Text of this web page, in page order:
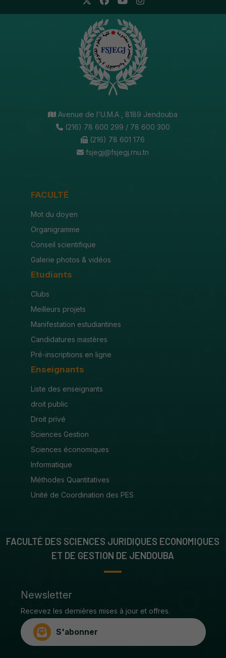
Avenue de l'U.M.A , 8189 Jendouba
(216) 78 600 299 / 78 600 300
(216) 78 601 176
fsjegj@fsjegj.rnu.tn
FACULTÉ
Mot du doyen
Organigramme
Conseil scientifique
Galerie photos & vidéos
Etudiants
Clubs
Meilleurs projets
Manifestation estudiantines
Candidatures mastères
Pré-inscriptions en ligne
Enseignants
Liste des enseignants
droit public
Droit privé
Sciences Gestion
Sciences économiques
Informatique
Méthodes Quantitatives
Unité de Coordination des PES
FACULTÉ DES SCIENCES JURIDIQUES ECONOMIQUES
ET DE GESTION DE JENDOUBA
Newsletter
Recevez les dernières mises à jour et offres.
S'abonner